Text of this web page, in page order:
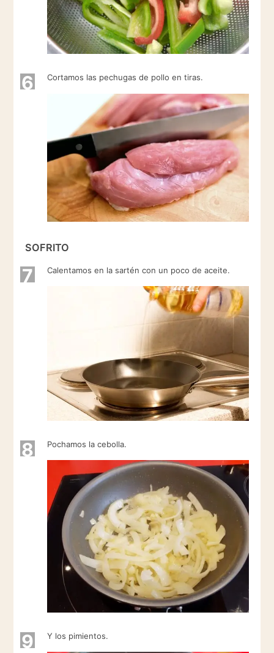
6 Cortamos las pechugas de pollo en tiras.
SOFRITO
7 Calentamos en la sartén con un poco de aceite.
8 Pochamos la cebolla.
9 Y los pimientos.